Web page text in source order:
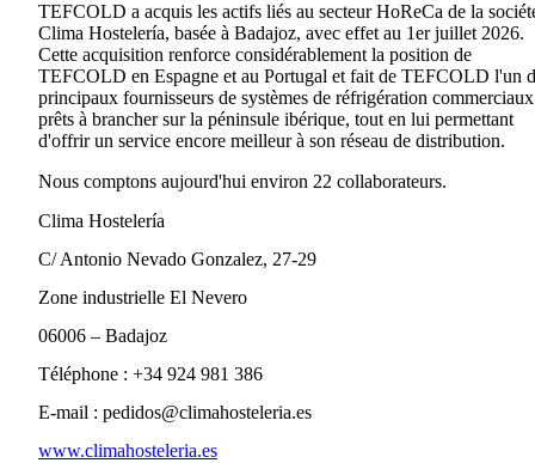
TEFCOLD a acquis les actifs liés au secteur HoReCa de la
Clima Hostelería, basée à Badajoz, avec effet au 1er juillet 2026.
Cette acquisition renforce considérablement la position de
TEFCOLD en Espagne et au Portugal et fait de TEFCOLD l'un
principaux fournisseurs de systèmes de réfrigération commerciaux
prêts à brancher sur la péninsule ibérique, tout en lui permettant
d'offrir un service encore meilleur à son réseau de distribution.
Nous comptons aujourd'hui environ 22 collaborateurs.
Clima Hostelería
C/ Antonio Nevado Gonzalez, 27-29
Zone industrielle El Nevero
06006 – Badajoz
Téléphone : +34 924 981 386
E-mail : pedidos@climahosteleria.es
www.climahosteleria.es